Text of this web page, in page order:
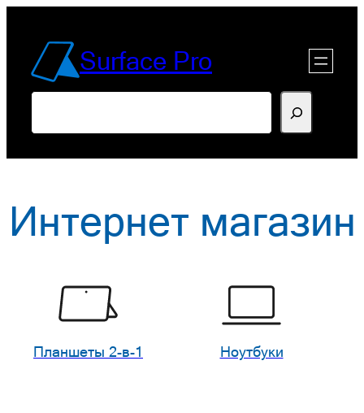
содержимомуSurface Pro
Интернет магазин
Планшеты 2-в-1 Ноутбуки